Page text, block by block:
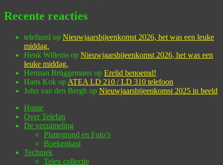
Recente reacties
telefannl op Nieuwjaarsbijeenkomst 2026, het was een leuke
middag.
Henk Willems op Nieuwjaarsbijeenkomst 2026, het was een
leuke middag.
Herman Brüggemann op Erelid benoemd!
Hans Kok op ATEA LD 210 / LD 310 telefoon
John van den Bergh op Nieuwjaarsbijeenkomst 2025 in beeld
Home
Over Telefan
De verzameling
Plattegrond en Foto’s
Boekenkast
Techniek
Telex collectie